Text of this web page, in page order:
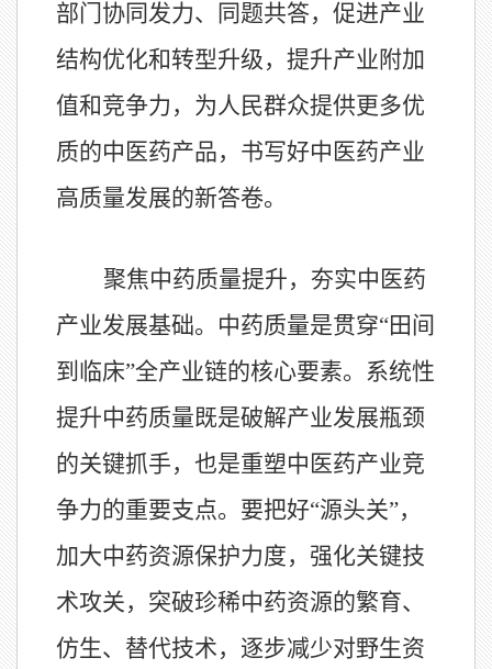
部门协同发力、同题共答，促进产业
结构优化和转型升级，提升产业附加
值和竞争力，为人民群众提供更多优
质的中医药产品，书写好中医药产业
高质量发展的新答卷。
聚焦中药质量提升，夯实中医药
产业发展基础。中药质量是贯穿“田间
到临床”全产业链的核心要素。系统性
提升中药质量既是破解产业发展瓶颈
的关键抓手，也是重塑中医药产业竞
争力的重要支点。要把好“源头关”，
加大中药资源保护力度，强化关键技
术攻关，突破珍稀中药资源的繁育、
仿生、替代技术，逐步减少对野生资